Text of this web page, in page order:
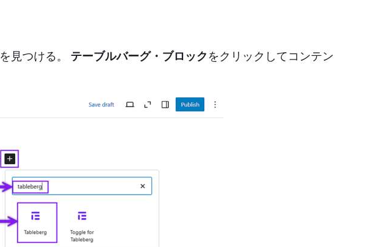
を見つける。 テーブルバーグ・ブロックをクリックしてコンテン